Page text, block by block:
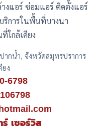
างแอร์ ซ่อมแอร์ ติดตั้งแอร์
ริการในพื้นที่บางนา
ใกล้เคียง
ากน้ำ, จังหวัดสมุทรปราการ
ง
6798
ร์ เซอร์วิส